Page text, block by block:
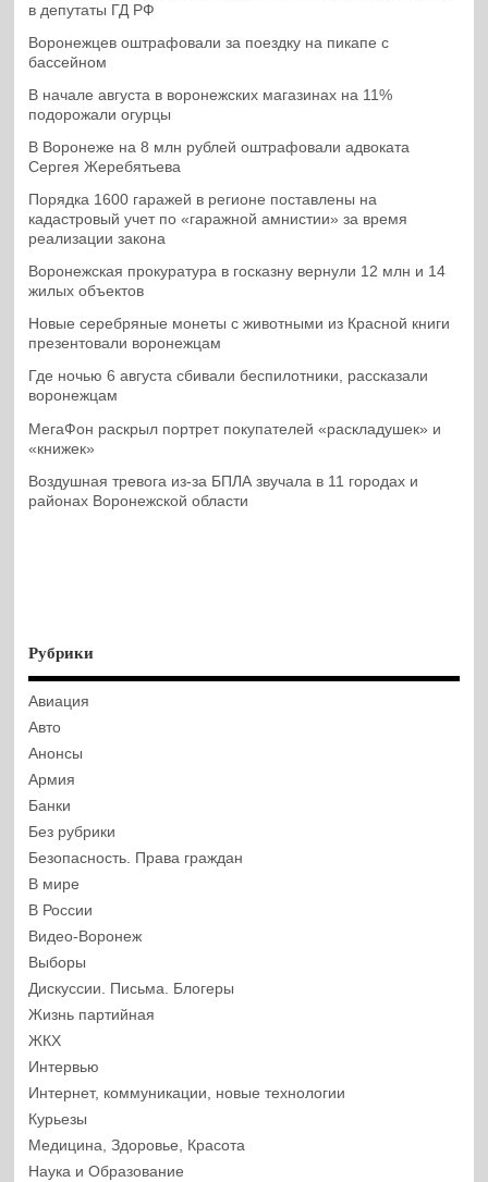
в депутаты ГД РФ
Воронежцев оштрафовали за поездку на пикапе с
бассейном
В начале августа в воронежских магазинах на 11%
подорожали огурцы
В Воронеже на 8 млн рублей оштрафовали адвоката
Сергея Жеребятьева
Порядка 1600 гаражей в регионе поставлены на
кадастровый учет по «гаражной амнистии» за время
реализации закона
Воронежская прокуратура в госказну вернули 12 млн и 14
жилых объектов
Новые серебряные монеты с животными из Красной книги
презентовали воронежцам
Где ночью 6 августа сбивали беспилотники, рассказали
воронежцам
МегаФон раскрыл портрет покупателей «раскладушек» и
«книжек»
Воздушная тревога из-за БПЛА звучала в 11 городах и
районах Воронежской области
Рубрики
Авиация
Авто
Анонсы
Армия
Банки
Без рубрики
Безопасность. Права граждан
В мире
В России
Видео-Воронеж
Выборы
Дискуссии. Письма. Блогеры
Жизнь партийная
ЖКХ
Интервью
Интернет, коммуникации, новые технологии
Курьезы
Медицина, Здоровье, Красота
Наука и Образование